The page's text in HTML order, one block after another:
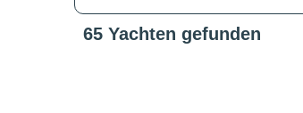
65 Yachten gefunden